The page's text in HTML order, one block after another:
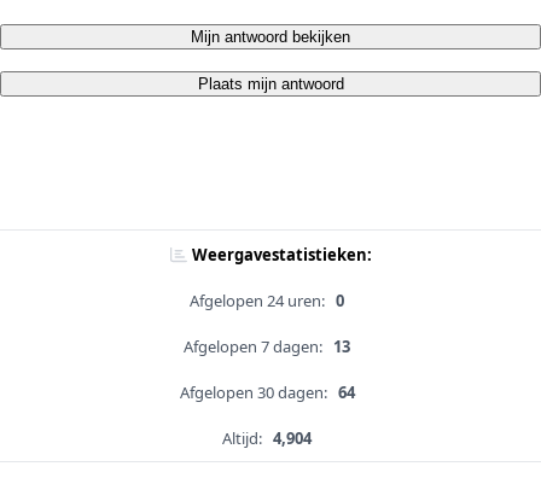
Mijn antwoord bekijken
Plaats mijn antwoord
Weergavestatistieken:
Afgelopen 24 uren: 0
Afgelopen 7 dagen: 13
Afgelopen 30 dagen: 64
Altijd: 4,904